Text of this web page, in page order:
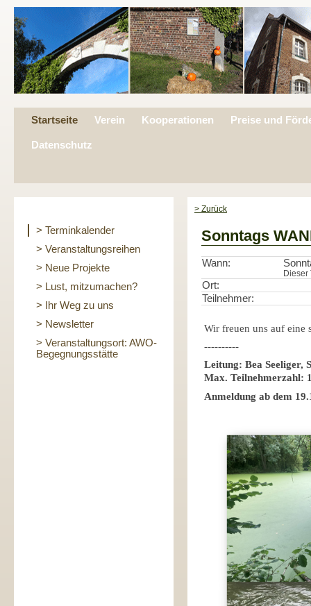
Startseite Verein Kooperationen Preise und
Datenschutz
> Terminkalender
> Veranstaltungsreihen
> Neue Projekte
> Lust, mitzumachen?
> Ihr Weg zu uns
> Newsletter
> Veranstaltungsort: AWO-
Begegnungsstätte
> Zurück
Sonntags
Wann:
Dieser
Ort:
Teilnehmer:
Wir freuen uns auf eine
----------
Leitung: Bea Seeliger,
Max. Teilnehmerzahl:
Anmeldung ab dem